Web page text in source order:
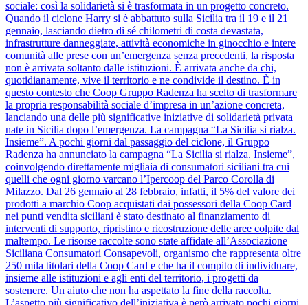
sociale: così la solidarietà si è trasformata in un progetto concreto.
Quando il ciclone Harry si è abbattuto sulla Sicilia tra il 19 e il 21
gennaio, lasciando dietro di sé chilometri di costa devastata,
infrastrutture danneggiate, attività economiche in ginocchio e intere
comunità alle prese con un’emergenza senza precedenti, la risposta
non è arrivata soltanto dalle istituzioni. È arrivata anche da chi,
quotidianamente, vive il territorio e ne condivide il destino. È in
questo contesto che Coop Gruppo Radenza ha scelto di trasformare
la propria responsabilità sociale d’impresa in un’azione concreta,
lanciando una delle più significative iniziative di solidarietà privata
nate in Sicilia dopo l’emergenza. La campagna “La Sicilia si rialza.
Insieme”. A pochi giorni dal passaggio del ciclone, il Gruppo
Radenza ha annunciato la campagna “La Sicilia si rialza. Insieme”,
coinvolgendo direttamente migliaia di consumatori siciliani tra cui
quelli che ogni giorno varcano l’Ipercoop del Parco Corolla di
Milazzo. Dal 26 gennaio al 28 febbraio, infatti, il 5% del valore dei
prodotti a marchio Coop acquistati dai possessori della Coop Card
nei punti vendita siciliani è stato destinato al finanziamento di
interventi di supporto, ripristino e ricostruzione delle aree colpite dal
maltempo. Le risorse raccolte sono state affidate all’Associazione
Siciliana Consumatori Consapevoli, organismo che rappresenta oltre
250 mila titolari della Coop Card e che ha il compito di individuare,
insieme alle istituzioni e agli enti del territorio, i progetti da
sostenere. Un aiuto che non ha aspettato la fine della raccolta.